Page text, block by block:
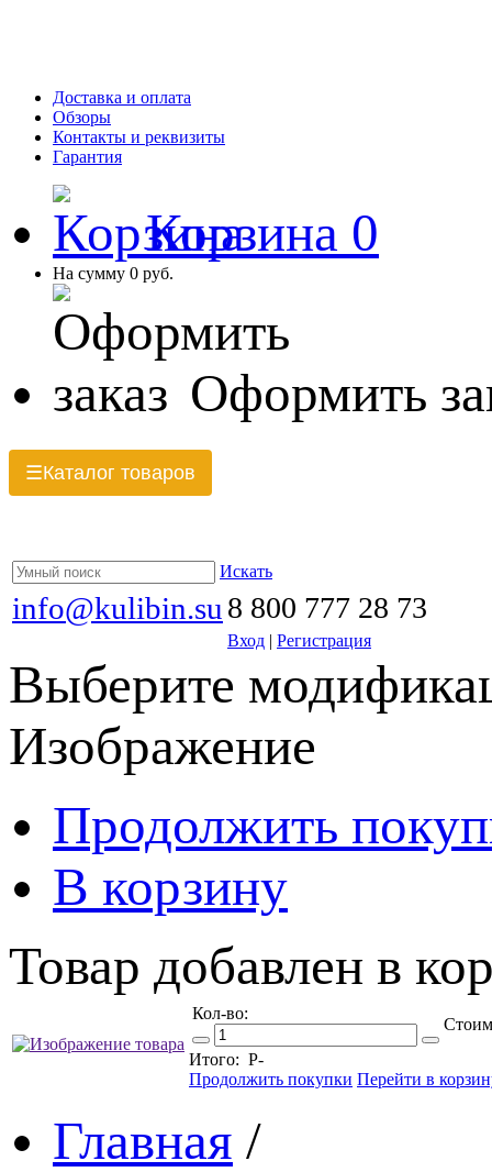
Доставка и оплата
Обзоры
Контакты и реквизиты
Гарантия
Корзина 0
На сумму 0 руб.
Оформить
☰Каталог товаров
Искать
info@kulibin.su 8 800 777 28 73
Вход | Регистрация
Выберите
Изображение
Продолжить
В корзину
Товар добавлен в
Кол-во:
Итого: Р-
Продолжить покупки Перейти в
Главная /